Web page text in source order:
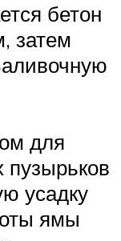
бетон
затем
для
усадку
ямы